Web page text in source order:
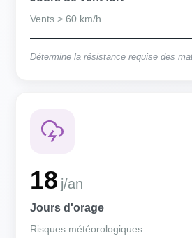
Vents > 60 km/h
Détermine la résistance requise des
18 j/an
Jours d'orage
Risques météorologiques